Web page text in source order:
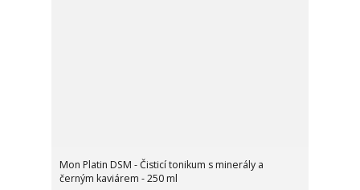
Mon Platin DSM - Čisticí tonikum s minerály a
černým kaviárem - 250 ml